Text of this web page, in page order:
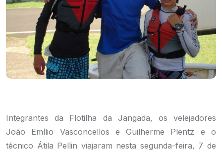
Integrantes da Flotilha da Jangada, os velejadores
João Emílio Vasconcellos e Guilherme Plentz e o
técnico Átila Pellin viajaram nesta segunda-feira, 7 de